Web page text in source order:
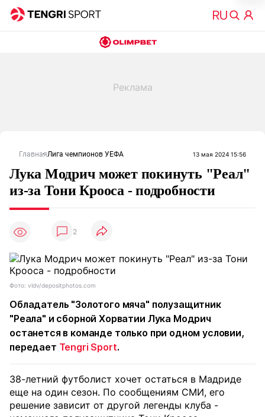
ГлавнаяЛига чемпионов УЕФА 13 мая 2024 15:56
Лука Модрич может покинуть "Реал"
из-за Тони Крооса - подробности
2
Фото: vldv/depositphotos.com
Обладатель "Золотого мяча" полузащитник
"Реала" и сборной Хорватии Лука Модрич
останется в команде только при одном условии,
передает Tengri Sport.
38-летний футболист хочет остаться в Мадриде
еще на один сезон. По сообщениям СМИ, его
решение зависит от другой легенды клуба -